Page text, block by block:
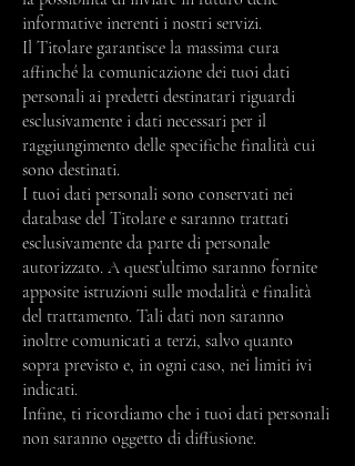
informative inerenti i nostri servizi.
Il Titolare garantisce la massima cura
affinché la comunicazione dei tuoi dati
personali ai predetti destinatari riguardi
esclusivamente i dati necessari per il
raggiungimento delle specifiche finalità cui
sono destinati.
I tuoi dati personali sono conservati nei
database del Titolare e saranno trattati
esclusivamente da parte di personale
autorizzato. A quest’ultimo saranno fornite
apposite istruzioni sulle modalità e finalità
del trattamento. Tali dati non saranno
inoltre comunicati a terzi, salvo quanto
sopra previsto e, in ogni caso, nei limiti ivi
indicati.
Infine, ti ricordiamo che i tuoi dati personali
non saranno oggetto di diffusione.